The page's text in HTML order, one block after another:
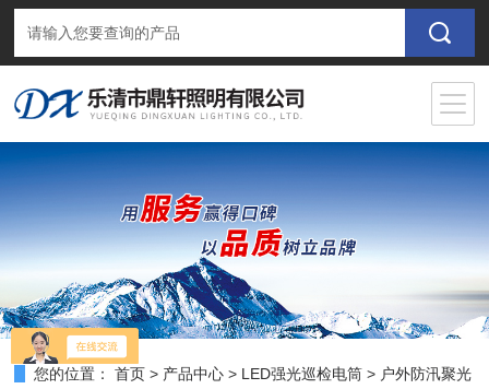
您的位置： 首页 > 产品中心 > LED强光巡检电筒 > 户外防汛聚光